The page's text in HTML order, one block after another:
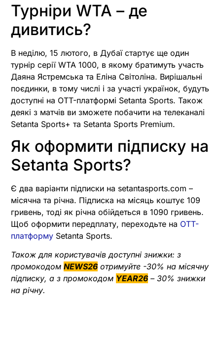
Турніри WTA – де
дивитись?
В неділю, 15 лютого, в Дубаї стартує ще один
турнір серії WTA 1000, в якому братимуть участь
Даяна Ястремська та Еліна Світоліна. Вирішальні
поєдинки, в тому числі і за участі українок, будуть
доступні на OTT-платформі Setanta Sports. Також
деякі з матчів ви зможете побачити на телеканалі
Setanta Sports+ та Setanta Sports Premium.
Як оформити підписку на
Setanta Sports?
Є два варіанти підписки на setantasports.com –
місячна та річна. Підписка на місяць коштує 109
гривень, тоді як річна обійдеться в 1090 гривень.
Щоб оформити передплату, переходьте на OTT-
платформу Setanta Sports.
Також для користувачів доступні знижки: з
промокодом NEWS26отримуйте -30% на місячну
підписку, а з промокодом YEAR26– 30% знижки
на річну.